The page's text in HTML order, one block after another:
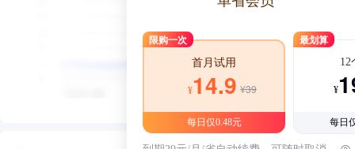
限购一次
首月试用
¥14.9 ¥39
每日仅0.48元
最划算
12
¥
每日